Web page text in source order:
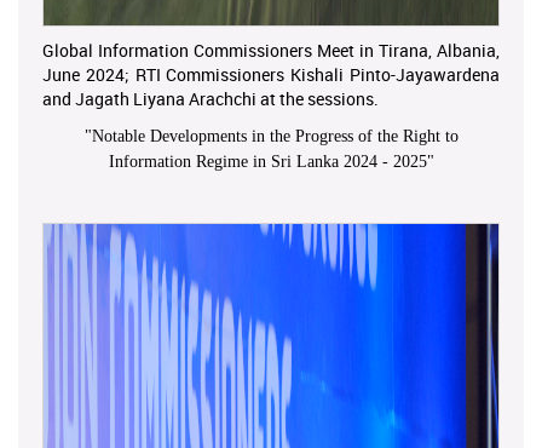
Global Information Commissioners Meet in Tirana, Albania,
June 2024; RTI Commissioners Kishali Pinto-Jayawardena
and Jagath Liyana Arachchi at the sessions.
"Notable Developments in the Progress of the Right to
Information Regime in Sri Lanka 2024 - 2025"